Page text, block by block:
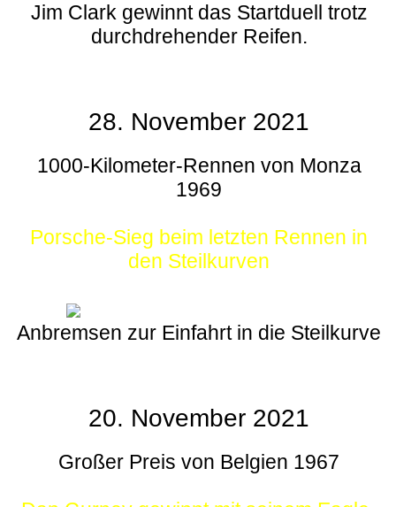
Jim Clark gewinnt das Startduell trotz
durchdrehender Reifen.
28. November 2021
1000-Kilometer-Rennen von Monza
1969
Porsche-Sieg beim letzten Rennen in
den Steilkurven
Anbremsen zur Einfahrt in die Steilkurve
20. November 2021
Großer Preis von Belgien 1967